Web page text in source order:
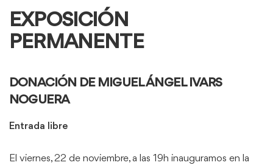
EXPOSICIÓN
PERMANENTE
DONACIÓN DE MIGUEL ÁNGEL IVARS
NOGUERA
Entrada libre
El viernes, 22 de noviembre, a las 19h inauguramos en la